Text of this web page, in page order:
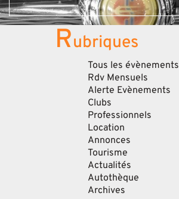
Rubriques
Tous les évènements
Rdv Mensuels
Alerte Evènements
Clubs
Professionnels
Location
Annonces
Tourisme
Actualités
Autothèque
Archives